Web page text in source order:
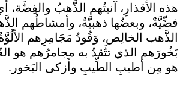
هذه الأقذارِ، آنيتُهم الذَّهبُ والفِضَّة،
فضِّيَّةٌ، وبعضُها ذهبيَّةٌ، وأمشاطُهم
الذَّهب الخالِص، وَقُودُ مَجَامِرِهم
بَخُورَهم الذي تتَّقدُ به مجامرُهم هو
هو مِن أطيبِ الطِّيبِ وأَزكى البَخور.